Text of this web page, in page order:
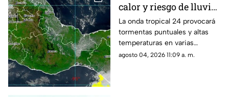
calor y riesgo de lluvias
aisladas para este
martes
La onda tropical 24 provocará
tormentas puntuales y altas
temperaturas en varias
regiones.
agosto 04, 2026 11:09 a. m.